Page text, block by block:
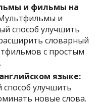
и фильмы на
и
способ улучшить
словарный
с простым
языке:
улучшить
новые слова.